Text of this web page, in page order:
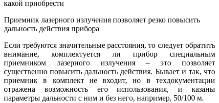
Приемник лазерного излучения позволяет резко повысить
дальность действия прибора
Если требуются значительные расстояния, то следует обратить
внимание, комплектуется ли прибор специальным
приемником лазерного излучения – это позволяет
существенно повысить дальность действия. Бывает и так, что
приемник в комплект не входит, но в техдокументации
отражена возможность его использования, и казаны
параметры дальности с ним и без него, например, 50/100 м.